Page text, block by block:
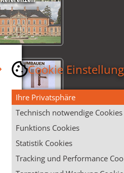
Cookie
Ihre Privatsphäre
Technisch notwendige Cookies
Funktions Cookies
Statistik Cookies
Tracking und Performance